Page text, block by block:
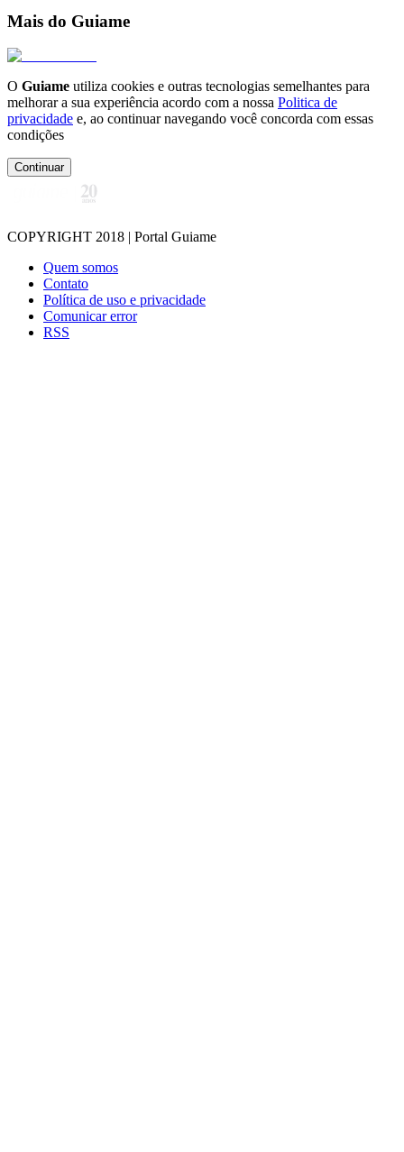
Mais do Guiame
O Guiame utiliza cookies e outras tecnologias semelhantes para
melhorar a sua experiência acordo com a nossa Politica de
privacidade e, ao continuar navegando você concorda com essas
condições
Continuar
COPYRIGHT 2018 | Portal Guiame
Quem somos
Contato
Política de uso e privacidade
Comunicar error
RSS